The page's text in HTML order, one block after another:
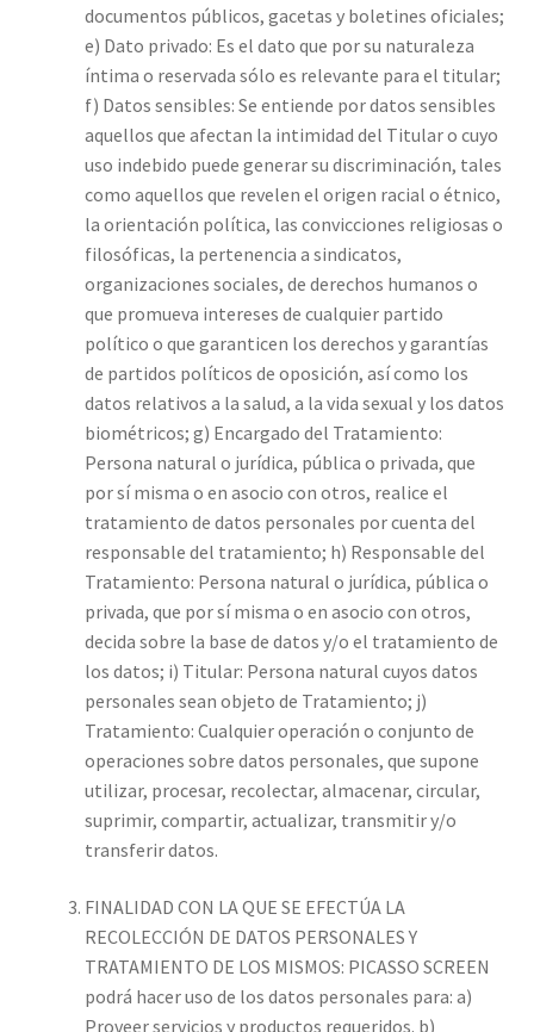
documentos públicos, gacetas y boletines oficiales;
e) Dato privado: Es el dato que por su naturaleza
íntima o reservada sólo es relevante para el titular;
f) Datos sensibles: Se entiende por datos sensibles
aquellos que afectan la intimidad del Titular o cuyo
uso indebido puede generar su discriminación, tales
como aquellos que revelen el origen racial o étnico,
la orientación política, las convicciones religiosas o
filosóficas, la pertenencia a sindicatos,
organizaciones sociales, de derechos humanos o
que promueva intereses de cualquier partido
político o que garanticen los derechos y garantías
de partidos políticos de oposición, así como los
datos relativos a la salud, a la vida sexual y los datos
biométricos; g) Encargado del Tratamiento:
Persona natural o jurídica, pública o privada, que
por sí misma o en asocio con otros, realice el
tratamiento de datos personales por cuenta del
responsable del tratamiento; h) Responsable del
Tratamiento: Persona natural o jurídica, pública o
privada, que por sí misma o en asocio con otros,
decida sobre la base de datos y/o el tratamiento de
los datos; i) Titular: Persona natural cuyos datos
personales sean objeto de Tratamiento; j)
Tratamiento: Cualquier operación o conjunto de
operaciones sobre datos personales, que supone
utilizar, procesar, recolectar, almacenar, circular,
suprimir, compartir, actualizar, transmitir y/o
transferir datos.
FINALIDAD CON LA QUE SE EFECTÚA LA
RECOLECCIÓN DE DATOS PERSONALES Y
TRATAMIENTO DE LOS MISMOS: PICASSO SCREEN
podrá hacer uso de los datos personales para: a)
Proveer servicios y productos requeridos. b)